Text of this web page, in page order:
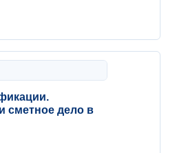
сметное дело в